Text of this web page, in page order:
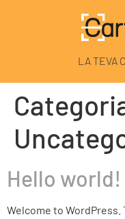
LA TEVA
Hello world!
Welcome to